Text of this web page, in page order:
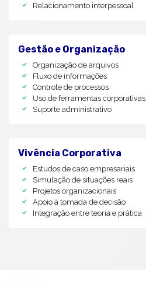
Relacionamento interpessoal
Gestão e Organização
Organização de arquivos
Fluxo de informações
Controle de processos
Uso de ferramentas corporativas
Suporte administrativo
Vivência Corporativa
Estudos de caso empresariais
Simulação de situações reais
Projetos organizacionais
Apoio à tomada de decisão
Integração entre teoria e prática